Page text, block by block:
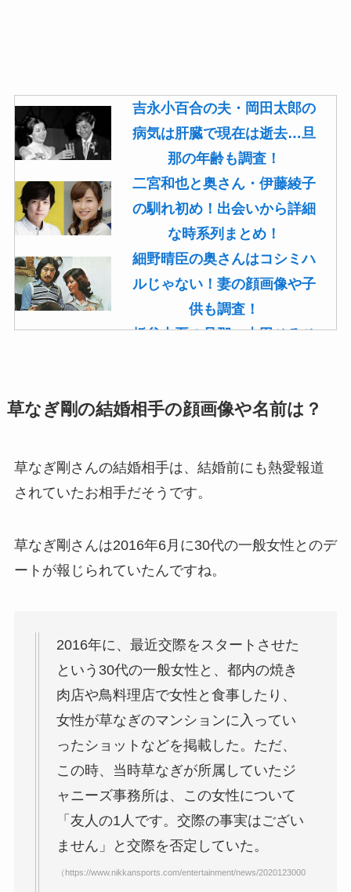
吉永小百合の夫・岡田太郎の
病気は肝臓で現在は逝去…旦
那の年齢も調査！
二宮和也と奥さん・伊藤綾子
の馴れ初め！出会いから詳細
な時系列まとめ！
細野晴臣の奥さんはコシミハ
ルじゃない！妻の顔画像や子
供も調査！
板谷由夏の旦那・古田ひろひ
菊池桃子の旦那・新原浩朗(官
馴れ初めも調査！
滝沢カレンと旦那・太田光る
や収入に妊娠の噂も調査！
藤崎奈々子の旦那・森下一喜
はガンホーの社長で資産がヤ
バい！子供情報も調査！
大坂なおみとコーディが結婚
しない理由は？馴れ初めや年
収に破局理由も調査！
あいのり桃の旦那・大西翔の
年収や仕事は？結婚相手との
馴れ初めも調査！
草なぎ剛の結婚相手の顔画像や名前は？
草なぎ剛さんの結婚相手は、結婚前にも熱愛報道
されていたお相手だそうです。
草なぎ剛さんは2016年6月に30代の一般女性とのデ
ートが報じられていたんですね。
2016年に、最近交際をスタートさせた
という30代の一般女性と、都内の焼き
肉店や鳥料理店で女性と食事したり、
女性が草なぎのマンションに入ってい
ったショットなどを掲載した。ただ、
この時、当時草なぎが所属していたジ
ャニーズ事務所は、この女性について
「友人の1人です。交際の事実はござい
ません」と交際を否定していた。
（https://www.nikkansports.com/entertainment/news/2020123000